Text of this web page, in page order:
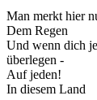
Man merkt hier
Dem Regen
Und wenn dich
überlegen -
Auf jeden!
In diesem Land